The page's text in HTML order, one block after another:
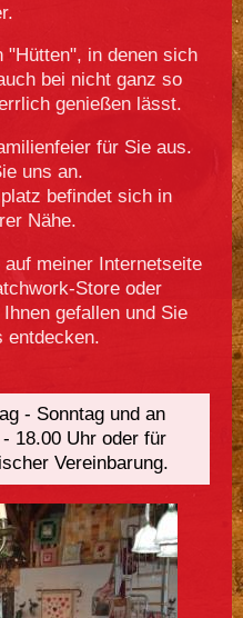
"Hütten", in denen sich
bei nicht ganz so
genießen lässt.
für Sie aus.
uns an.
befindet sich in
Nähe.
meiner Internetseite
Store oder
gefallen und Sie
entdecken.
- Sonntag und an
18.00 Uhr oder für
Vereinbarung.